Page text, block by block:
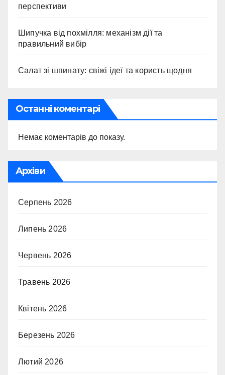
перспективи
Шипучка від похмілля: механізм дії та
правильний вибір
Салат зі шпинату: свіжі ідеї та користь щодня
Останні коментарі
Немає коментарів до показу.
Архіви
Серпень 2026
Липень 2026
Червень 2026
Травень 2026
Квітень 2026
Березень 2026
Лютий 2026